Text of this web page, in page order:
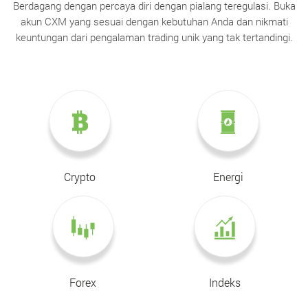
Berdagang dengan percaya diri dengan pialang teregulasi. Buka
akun CXM yang sesuai dengan kebutuhan Anda dan nikmati
keuntungan dari pengalaman trading unik yang tak tertandingi.
Crypto Energi
Forex Indeks